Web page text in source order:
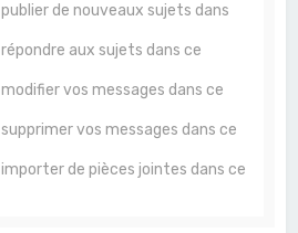
publier de nouveaux sujets dans
répondre aux sujets dans ce
modifier vos messages dans ce
supprimer vos messages dans ce
importer de pièces jointes dans ce